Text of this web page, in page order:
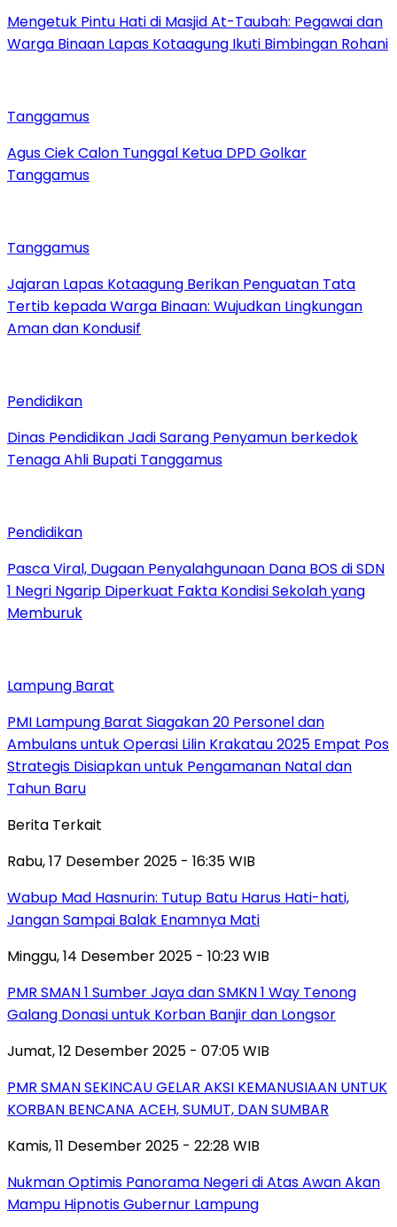
Mengetuk Pintu Hati di Masjid At-Taubah: Pegawai dan
Warga Binaan Lapas Kotaagung Ikuti Bimbingan Rohani
Tanggamus
Agus Ciek Calon Tunggal Ketua DPD Golkar
Tanggamus
Tanggamus
Jajaran Lapas Kotaagung Berikan Penguatan Tata
Tertib kepada Warga Binaan: Wujudkan Lingkungan
Aman dan Kondusif
Pendidikan
Dinas Pendidikan Jadi Sarang Penyamun berkedok
Tenaga Ahli Bupati Tanggamus
Pendidikan
Pasca Viral, Dugaan Penyalahgunaan Dana BOS di SDN
1 Negri Ngarip Diperkuat Fakta Kondisi Sekolah yang
Memburuk
Lampung Barat
PMI Lampung Barat Siagakan 20 Personel dan
Ambulans untuk Operasi Lilin Krakatau 2025 Empat Pos
Strategis Disiapkan untuk Pengamanan Natal dan
Tahun Baru
Berita Terkait
Rabu, 17 Desember 2025 - 16:35 WIB
Wabup Mad Hasnurin: Tutup Batu Harus Hati-hati,
Jangan Sampai Balak Enamnya Mati
Minggu, 14 Desember 2025 - 10:23 WIB
PMR SMAN 1 Sumber Jaya dan SMKN 1 Way Tenong
Galang Donasi untuk Korban Banjir dan Longsor
Jumat, 12 Desember 2025 - 07:05 WIB
PMR SMAN SEKINCAU GELAR AKSI KEMANUSIAAN UNTUK
KORBAN BENCANA ACEH, SUMUT, DAN SUMBAR
Kamis, 11 Desember 2025 - 22:28 WIB
Nukman Optimis Panorama Negeri di Atas Awan Akan
Mampu Hipnotis Gubernur Lampung